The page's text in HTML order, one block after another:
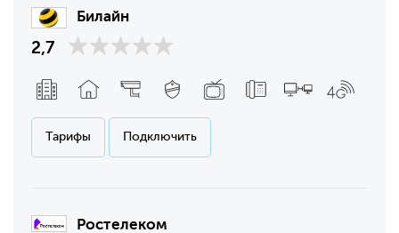
Билайн
2,7
Тарифы Подключить
Ростелеком